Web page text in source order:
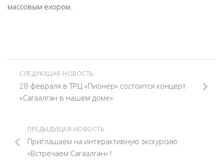
массовым ёхором.
СЛЕДУЮЩАЯ НОВОСТЬ
28 февраля в ТРЦ «Пионер» состоится концерт
«Сагаалган в нашем доме»
ПРЕДЫДУЩАЯ НОВОСТЬ
Приглашаем на интерактивную экскурсию
«Встречаем Сагаалган» !